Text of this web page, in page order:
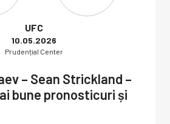
UFC
10.05.2026
Prudențial Center
– Sean Strickland –
bune pronosticuri și